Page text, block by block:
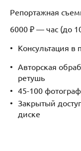
Репортажная
6000 ₽ — час (до
Консультация в
Авторская
ретушь
45-100
Закрытый
диске